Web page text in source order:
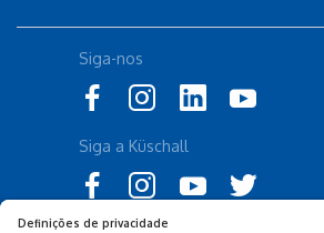
Siga-nos
Siga a Küschall